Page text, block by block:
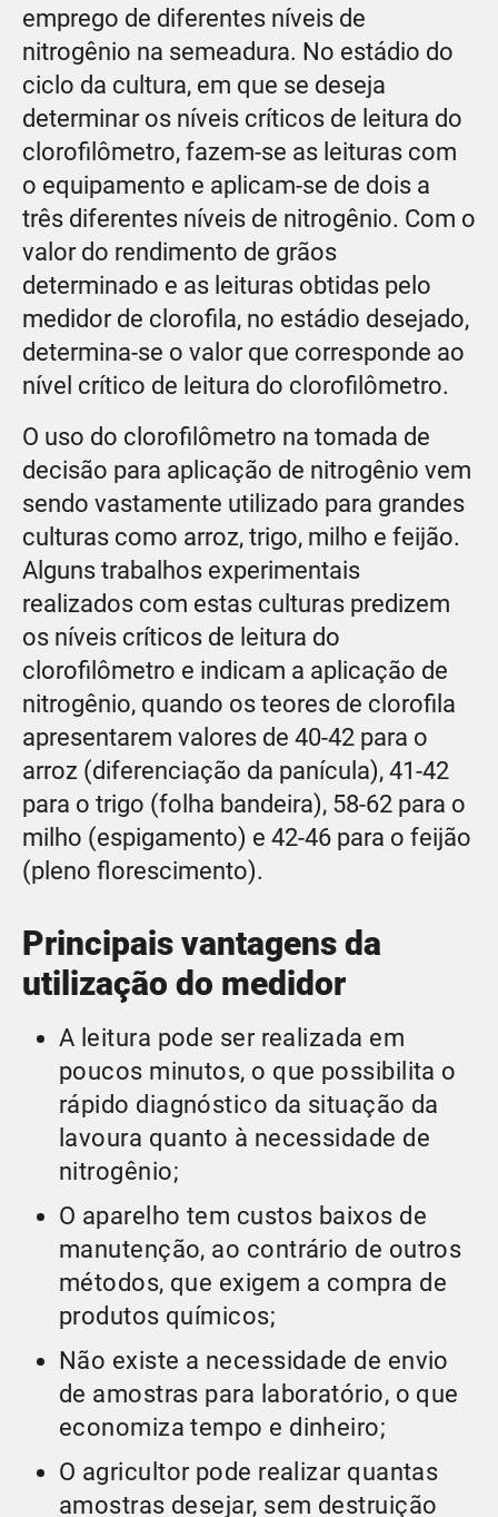
emprego de diferentes níveis de
nitrogênio na semeadura. No estádio do
ciclo da cultura, em que se deseja
determinar os níveis críticos de leitura do
clorofilômetro, fazem-se as leituras com
o equipamento e aplicam-se de dois a
três diferentes níveis de nitrogênio. Com o
valor do rendimento de grãos
determinado e as leituras obtidas pelo
medidor de clorofila, no estádio desejado,
determina-se o valor que corresponde ao
nível crítico de leitura do clorofilômetro.
O uso do clorofilômetro na tomada de
decisão para aplicação de nitrogênio vem
sendo vastamente utilizado para grandes
culturas como arroz, trigo, milho e feijão.
Alguns trabalhos experimentais
realizados com estas culturas predizem
os níveis críticos de leitura do
clorofilômetro e indicam a aplicação de
nitrogênio, quando os teores de clorofila
apresentarem valores de 40-42 para o
arroz (diferenciação da panícula), 41-42
para o trigo (folha bandeira), 58-62 para o
milho (espigamento) e 42-46 para o feijão
(pleno florescimento).
Principais vantagens da
utilização do medidor
A leitura pode ser realizada em
poucos minutos, o que possibilita o
rápido diagnóstico da situação da
lavoura quanto à necessidade de
nitrogênio;
O aparelho tem custos baixos de
manutenção, ao contrário de outros
métodos, que exigem a compra de
produtos químicos;
Não existe a necessidade de envio
de amostras para laboratório, o que
economiza tempo e dinheiro;
O agricultor pode realizar quantas
amostras desejar, sem destruição